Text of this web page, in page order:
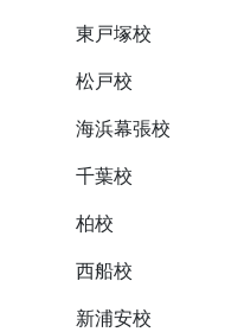
東戸塚校
松戸校
海浜幕張校
千葉校
柏校
西船校
新浦安校